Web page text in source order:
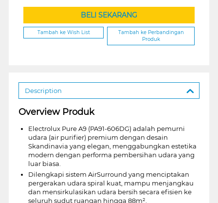
BELI SEKARANG
Tambah ke Wish List
Tambah ke Perbandingan
Produk
Description
Overview Produk
Electrolux Pure A9 (PA91-606DG) adalah pemurni
udara (air purifier) premium dengan desain
Skandinavia yang elegan, menggabungkan estetika
modern dengan performa pembersihan udara yang
luar biasa.
Dilengkapi sistem AirSurround yang menciptakan
pergerakan udara spiral kuat, mampu menjangkau
dan mensirkulasikan udara bersih secara efisien ke
seluruh sudut ruangan hingga 88m².